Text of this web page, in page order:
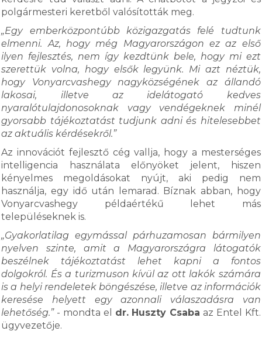
polgármesteri keretből valósították meg.
„Egy emberközpontúbb közigazgatás felé tudtunk
elmenni. Az, hogy még Magyarországon ez az első
ilyen fejlesztés, nem így kezdtünk bele, hogy mi ezt
szerettük volna, hogy elsők legyünk. Mi azt néztük,
hogy Vonyarcvashegy nagyközségének az állandó
lakosai, illetve az idelátogató kedves
nyaralótulajdonosoknak vagy vendégeknek minél
gyorsabb tájékoztatást tudjunk adni és hitelesebbet
az aktuális kérdésekről.”
Az innovációt fejlesztő cég vallja, hogy a mesterséges
intelligencia használata előnyöket jelent, hiszen
kényelmes megoldásokat nyújt, aki pedig nem
használja, egy idő után lemarad. Bíznak abban, hogy
Vonyarcvashegy példaértékű lehet más
településeknek is.
„Gyakorlatilag egymással párhuzamosan bármilyen
nyelven szinte, amit a Magyarországra látogatók
beszélnek tájékoztatást lehet kapni a fontos
dolgokról. És a turizmuson kívül az ott lakók számára
is a helyi rendeletek böngészése, illetve az információk
keresése helyett egy azonnali válaszadásra van
lehetőség.”- mondta el dr. Huszty Csaba az Entel Kft.
ügyvezetője.